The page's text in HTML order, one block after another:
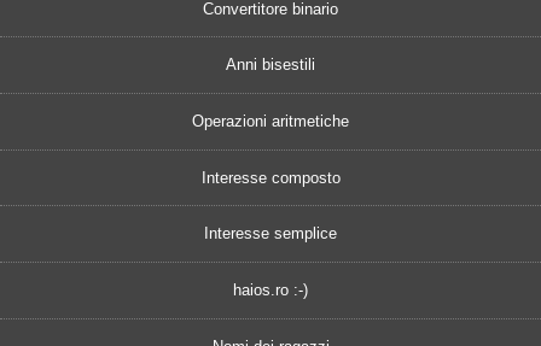
Convertitore binario
Anni bisestili
Operazioni aritmetiche
Interesse composto
Interesse semplice
haios.ro :-)